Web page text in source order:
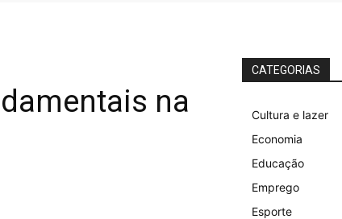
na
CATEGORIAS
Cultura e lazer
Economia
Educação
Emprego
Esporte